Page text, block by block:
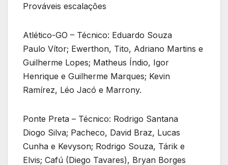
Prováveis escalações
Atlético-GO – Técnico: Eduardo Souza
Paulo Vítor; Ewerthon, Tito, Adriano Martins e
Guilherme Lopes; Matheus Índio, Igor
Henrique e Guilherme Marques; Kevin
Ramírez, Léo Jacó e Marrony.
Ponte Preta – Técnico: Rodrigo Santana
Diogo Silva; Pacheco, David Braz, Lucas
Cunha e Kevyson; Rodrigo Souza, Tárik e
Elvis; Cafú (Diego Tavares), Bryan Borges